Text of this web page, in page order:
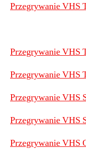
Przegrywanie VHS
Przegrywanie VHS
Przegrywanie VHS
Przegrywanie VHS
Przegrywanie VHS
Przegrywanie VHS